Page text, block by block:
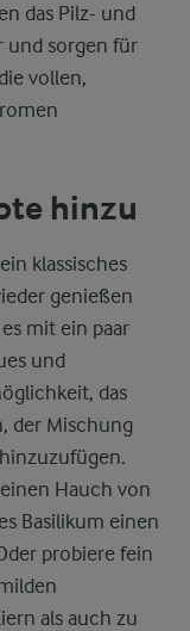
das Pilz- und
und sorgen für
vollen,
hinzu
klassisches
genießen
mit ein paar
und
das
der Mischung
Hauch von
Basilikum einen
probiere fein
als auch zu